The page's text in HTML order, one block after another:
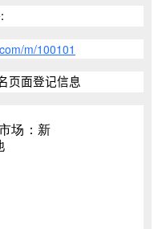
m/100101
页面登记信息